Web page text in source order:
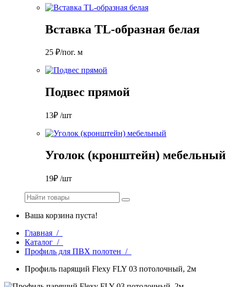
Вставка TL-образная белая
25 ₽/пог. м
Подвес прямой
13₽ /шт
Уголок (кронштейн) мебельный
19₽ /шт
Ваша корзина пуста!
Главная /
Каталог /
Профиль для ПВХ полотен /
Профиль парящий Flexy FLY 03 потолочный, 2м